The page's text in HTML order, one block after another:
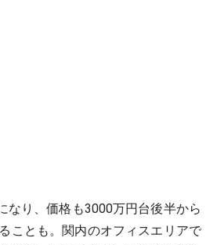
なり、価格も3000万円台後半から
ことも。関内のオフィスエリアで